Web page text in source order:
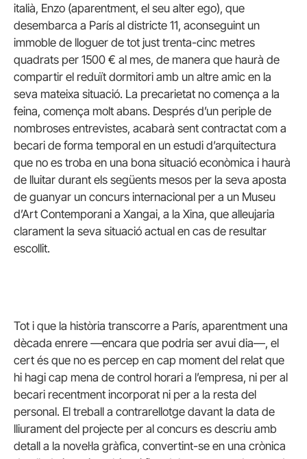
italià, Enzo (aparentment, el seu alter ego), que
desembarca a París al districte 11, aconseguint un
immoble de lloguer de tot just trenta-cinc metres
quadrats per 1500 € al mes, de manera que haurà de
compartir el reduït dormitori amb un altre amic en la
seva mateixa situació. La precarietat no comença a la
feina, comença molt abans. Després d’un periple de
nombroses entrevistes, acabarà sent contractat com a
becari de forma temporal en un estudi d’arquitectura
que no es troba en una bona situació econòmica i haurà
de lluitar durant els següents mesos per la seva aposta
de guanyar un concurs internacional per a un Museu
d’Art Contemporani a Xangai, a la Xina, que alleujaria
clarament la seva situació actual en cas de resultar
escollit.
Tot i que la història transcorre a París, aparentment una
dècada enrere —encara que podria ser avui dia—, el
cert és que no es percep en cap moment del relat que
hi hagi cap mena de control horari a l’empresa, ni per al
becari recentment incorporat ni per a la resta del
personal. El treball a contrarellotge davant la data de
lliurament del projecte per al concurs es descriu amb
detall a la novel·la gràfica, convertint-se en una crònica